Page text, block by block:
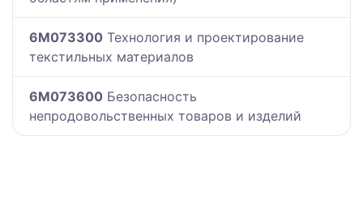
6M073300 Технология и проектирование
текстильных материалов
6M073600 Безопасность
непродовольственных товаров и изделий